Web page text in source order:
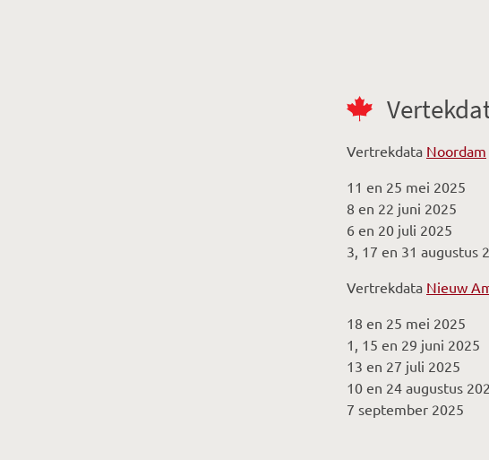
Vertrekdata Noordam
11 en 25 mei 2025
8 en 22 juni 2025
6 en 20 juli 2025
3, 17 en 31 augustus
Vertrekdata Nieuw
18 en 25 mei 2025
1, 15 en 29 juni 2025
13 en 27 juli 2025
10 en 24 augustus
7 september 2025